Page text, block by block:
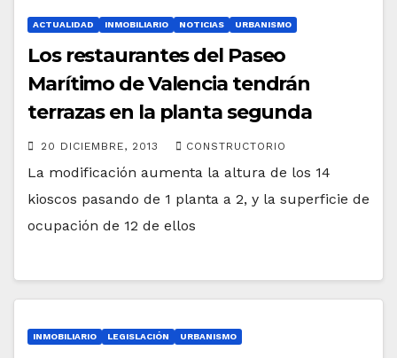
ACTUALIDAD INMOBILIARIO NOTICIAS URBANISMO
Los restaurantes del Paseo
Marítimo de Valencia tendrán
terrazas en la planta segunda
20 DICIEMBRE, 2013 CONSTRUCTORIO
La modificación aumenta la altura de los 14
kioscos pasando de 1 planta a 2, y la superficie de
ocupación de 12 de ellos
INMOBILIARIO LEGISLACIÓN URBANISMO